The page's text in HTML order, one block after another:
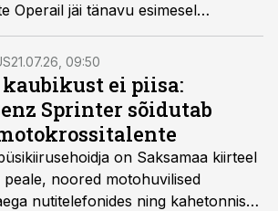
Operail jäi tänavu esimesel
euroga kahjumisse. Eelmisel
perioodil 2,6 miljonit eurot kasumit.
21.07.26, 09:50
ei piisa:
Sprinter sõidutab
on Saksamaa kiirteel
noored motohuvilised
nutitelefonides ning kahetonnises